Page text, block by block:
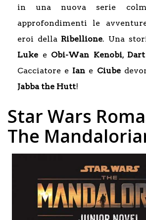
in una nuova serie
approfondimenti le
eroi della Ribellione. Una
Luke e Obi-Wan Kenobi,
Cacciatore e Ian e Ciube
Jabba the Hutt!
Star Wars
The